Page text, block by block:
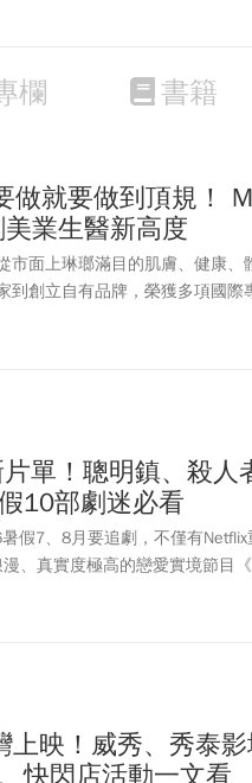
欄 書籍
做就要做到頂規！
業生醫新高度
市面上琳瑯滿目的肌膚、健康
到創立自有品牌，榮獲多項國際
分、安全至上、低敏有感的消費
單！聰明鎮、殺人
10部劇迷必看
假7、8月要追劇，不僅有
、真實度極高的戀愛實境節目
，已登上「TV-OTT非戲劇話題
上映！威秀、秀泰
快閃店活動一文看